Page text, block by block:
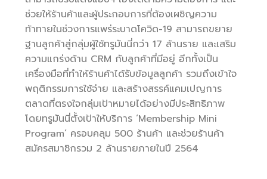
ช่วยให้ร้านค้าและผู้ประกอบการที่ต้องเผชิญความ
ท้าทายในช่วงการแพร่ระบาดโควิด-19 สามารถขยาย
ฐานลูกค้าสู่กลุ่มผู้ใช้ทรูมันนี่กว่า 17 ล้านราย และเสริม
ความแกร่งด้าน CRM กับลูกค้าที่มีอยู่ อีกทั้งเป็น
เครื่องมือที่ทำให้ร้านค้าได้รับข้อมูลลูกค้า รวมถึงเข้าใจ
พฤติกรรมการใช้จ่าย และสร้างสรรค์แคมเปญการ
ตลาดที่ตรงใจกลุ่มเป้าหมายได้อย่างมีประสิทธิภาพ
โดยทรูมันนี่ตั้งเป้าให้บริการ ‘Membership Mini
Program’ ครอบคลุม 500 ร้านค้า และช่วยร้านค้า
สมัครสมาชิกรวม 2 ล้านรายภายในปี 2564